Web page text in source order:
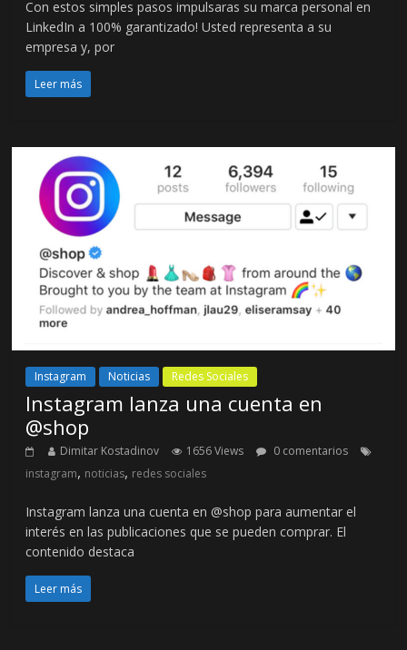
Con estos simples pasos impulsaras su marca personal en
LinkedIn a 100% garantizado! Usted representa a su
empresa y, por
Leer más
Instagram Noticias Redes Sociales
Instagram lanza una cuenta en
@shop
Dimitar Kostadinov 1656 Views
0 comentarios
instagram, noticias, redes sociales
Instagram lanza una cuenta en @shop para aumentar el
interés en las publicaciones que se pueden comprar. El
contenido destaca
Leer más